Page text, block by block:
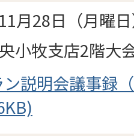
月28日（月曜
小牧支店2階大
説明会議事録